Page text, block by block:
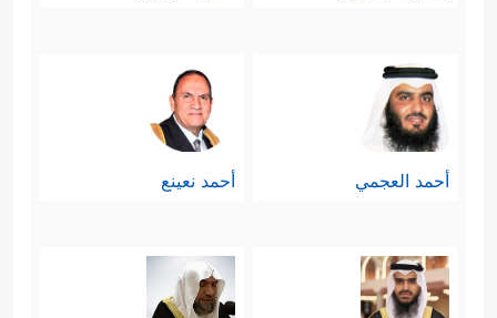
أحمد العجمي أحمد نعينع